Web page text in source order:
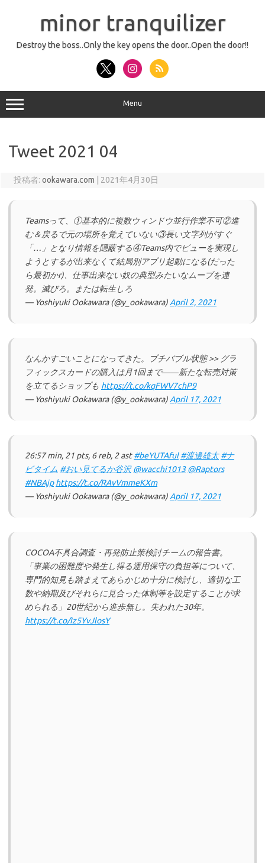
minor tranquilizer
Destroy the boss..Only the key opens the door..Open the door!!
Menu
Tweet 2021 04
投稿者: ookawara.com 2021年4月30日
Teamsって、①基本的に複数ウィンドウ並行作業不可②進
む＆戻るで元の場所を覚えていない③長い文字列がすぐ
「…」となり情報を隠蔽する④Teams内でビューを実現し
ようとするが出来なくて結局別アプリ起動になる(だった
ら最初かr)、仕事出来ない奴の典型みたいなムーブを連
発。滅びろ。または転生しろ
— Yoshiyuki Ookawara (@y_ookawara) April 2, 2021
なんかすごいことになってきた。プチバブル状態 >> グラ
フィックスカードの購入は月1回まで――新たな転売対策
を立てるショップも https://t.co/kqFWV7chP9
— Yoshiyuki Ookawara (@y_ookawara) April 17, 2021
26:57 min, 21 pts, 6 reb, 2 ast#beYUTAful #渡邊雄太 #ナ
ビタイム #おい見てるか谷沢 @wacchi1013 @Raptors
#NBAjp https://t.co/RAvVmmeKXm
— Yoshiyuki Ookawara (@y_ookawara) April 17, 2021
COCOA不具合調査・再発防止策検討チームの報告書。
「事業の困難度や発生し得る運用保守の負担等について、
専門的知見も踏まえてあらかじめ十分に検討し、適切な工
数や納期及びそれらに見合った体制等を設定することが求
められる」20世紀から進歩無し。失われた30年。
https://t.co/Iz5YvJlosY